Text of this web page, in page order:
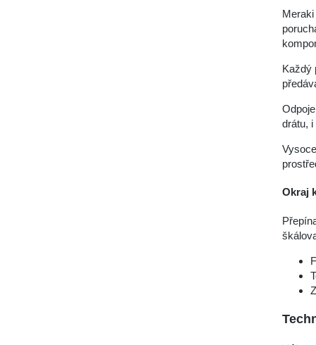
Každý
drátu,
Okraj